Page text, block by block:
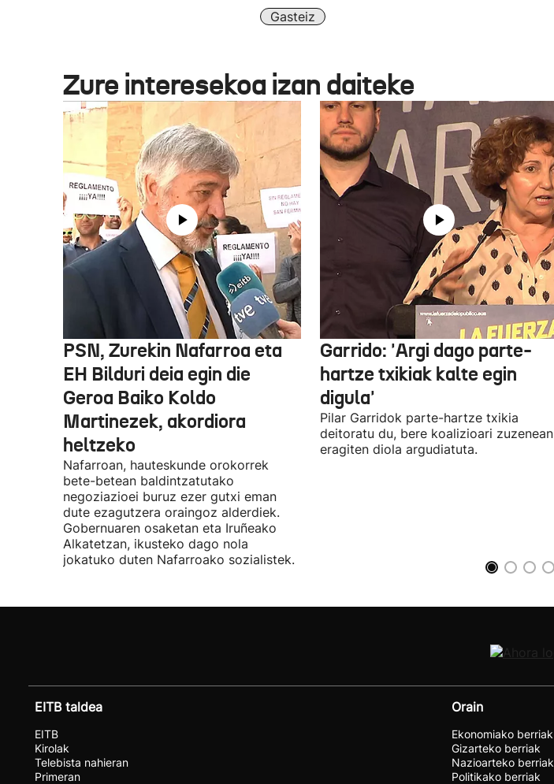
Gasteiz
Zure interesekoa izan daiteke
PSN, Zurekin Nafarroa eta
EH Bilduri deia egin die
Geroa Baiko Koldo
Martinezek, akordiora
heltzeko
Nafarroan, hauteskunde orokorrek
bete-betean baldintzatutako
negoziazioei buruz ezer gutxi eman
dute ezagutzera oraingoz alderdiek.
Gobernuaren osaketan eta Iruñeako
Alkatetzan, ikusteko dago nola
jokatuko duten Nafarroako sozialistek.
Garrido: 'Argi dago parte-
hartze txikiak kalte egin
digula'
Pilar Garridok parte-hartze txikia
deitoratu du, bere koalizioari zuzenean
eragiten diola argudiatuta.
EITB taldea
EITB
Kirolak
Telebista nahieran
Primeran
Orain
Ekonomiako berriak
Gizarteko berriak
Nazioarteko berriak
Politikako berriak